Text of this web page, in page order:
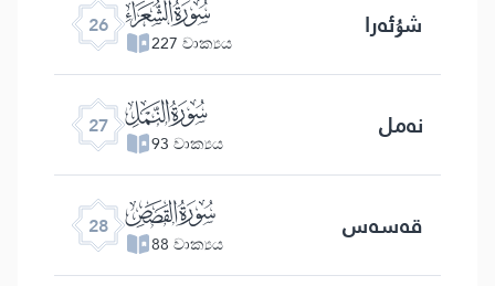
26 ﮦ
227 වාක්‍යය شۇئەرا
27 ﮧ
93 වාක්‍යය نەمل
28 ﮨ
88 වාක්‍යය قەسەس